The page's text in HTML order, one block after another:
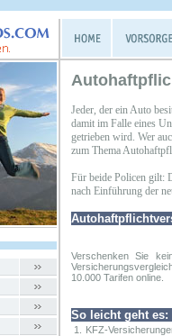
Jeder, der ein Auto
damit im Falle eines
getrieben wird. Wer
zum Thema
Für beide Policen gilt:
nach Einführung der
Verschenken Sie
10.000 Tarifen online.
So leicht geht es:
1. KFZ-